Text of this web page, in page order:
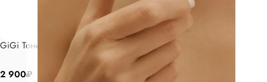
GiGi Тоник 250 мл
2 900₽
В корзину